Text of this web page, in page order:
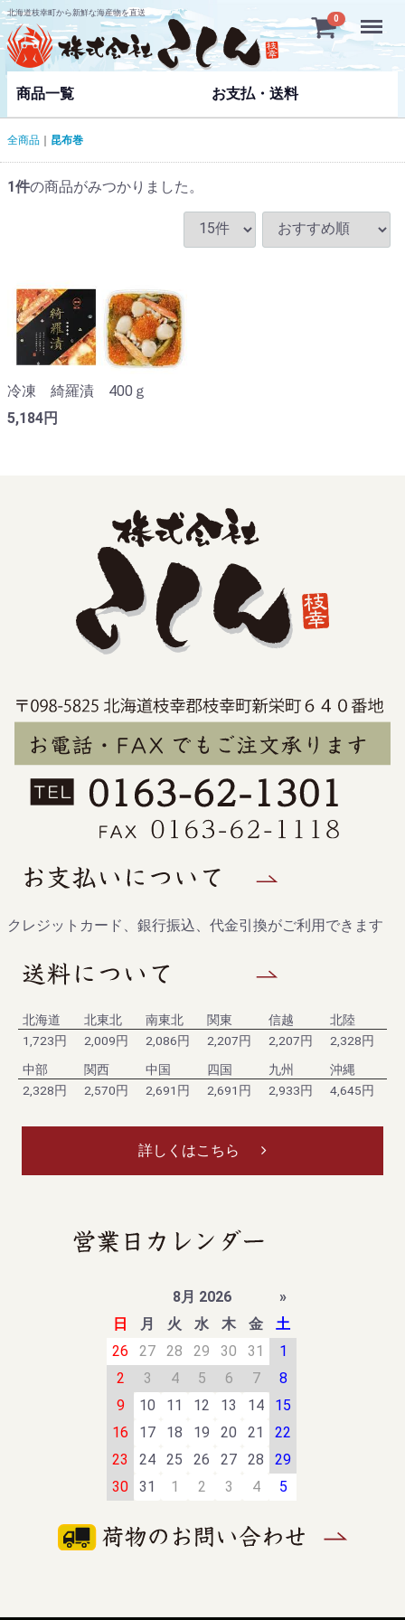
北海道枝幸町から新鮮な海産物を直送
0
商品一覧 お支払・送料
Menu
全商品 昆布巻
1件の商品がみつかりました。
冷凍 綺羅漬 400ｇ
5,184円
クレジットカード、銀行振込、代金引換がご利用できます
北海道
1,723円
北東北
2,009円
南東北
2,086円
関東
2,207円
信越
2,207円
北陸
2,328円
中部
2,328円
関西
2,570円
中国
2,691円
四国
2,691円
九州
2,933円
沖縄
4,645円
詳しくはこちら
8月 2026
»
日
月 火 水 木 金
土
26
27 28 29 30 31
1
2
3 4 5 6 7
8
9
10 11 12 13 14
15
16
17 18 19 20 21
22
23
24 25 26 27 28
29
30
31 1 2 3 4 5